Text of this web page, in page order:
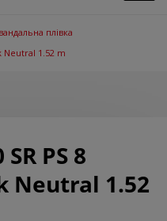
плівка
Neutral 1.52 m
PS 8
Neutral 1.52